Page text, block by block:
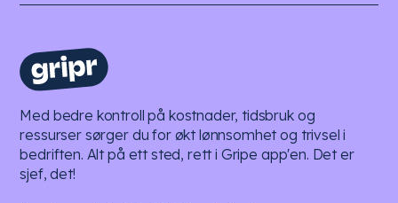
Med bedre kontroll på kostnader, tidsbruk og
ressurser sørger du for økt lønnsomhet og trivsel i
bedriften. Alt på ett sted, rett i Gripe app'en. Det er
sjef, det!